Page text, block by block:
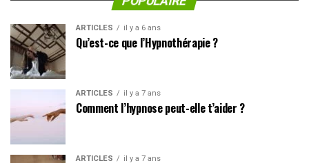
ARTICLES il y a 6 ans
Qu’est-ce que l’Hypnothérapie ?
ARTICLES il y a 7 ans
Comment l’hypnose peut-elle t’aider ?
ARTICLES il y a 7 ans